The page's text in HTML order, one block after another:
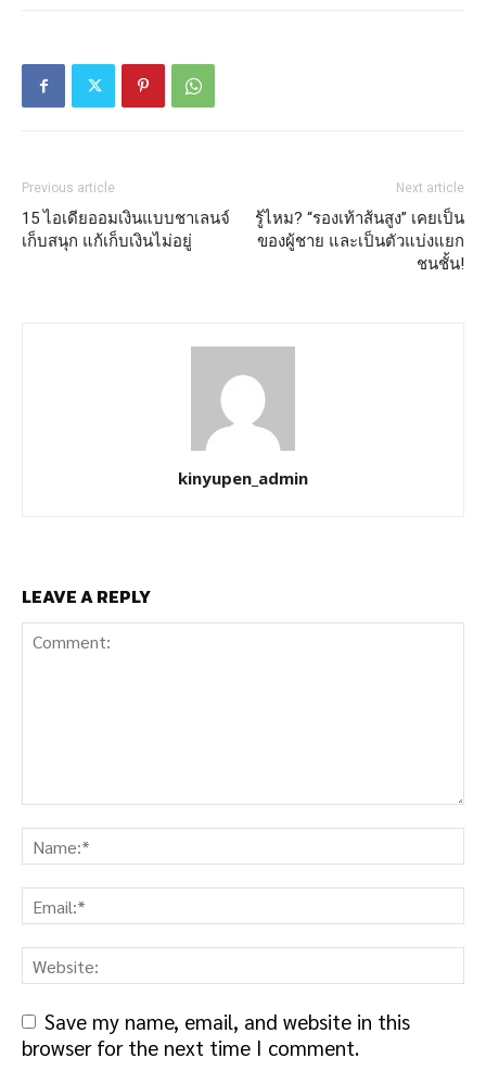
Previous article
15 ไอเดียออมเงินแบบชาเลนจ์
เก็บสนุก แก้เก็บเงินไม่อยู่
Next article
รู้ไหม? “รองเท้าส้นสูง” เคยเป็น
ของผู้ชาย และเป็นตัวแบ่งแยก
ชนชั้น!
kinyupen_admin
LEAVE A REPLY
Save my name, email, and website in this
browser for the next time I comment.